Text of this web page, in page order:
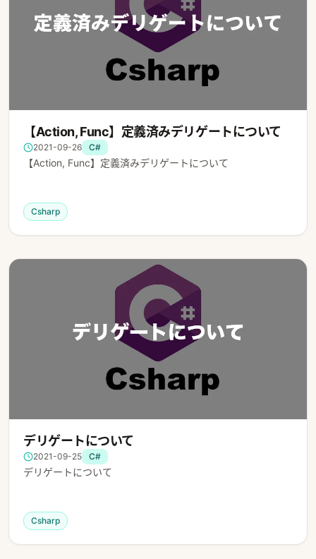
【Action, Func】定義済みデリゲートについて
2021-09-26 C#
【Action, Func】定義済みデリゲートについて
Csharp
デリゲートについて
2021-09-25 C#
デリゲートについて
Csharp